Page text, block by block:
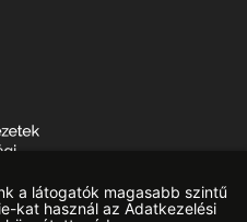
a látogatók magasabb szintű
kat használ az Adatkezelési